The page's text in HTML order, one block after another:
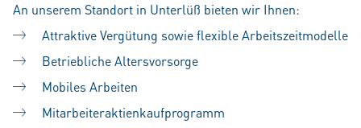
An unserem Standort in Unterlüß bieten wir Ihnen:
Attraktive Vergütung sowie flexible Arbeitszeitmodelle
Betriebliche Altersvorsorge
Mobiles Arbeiten
Mitarbeiteraktienkaufprogramm